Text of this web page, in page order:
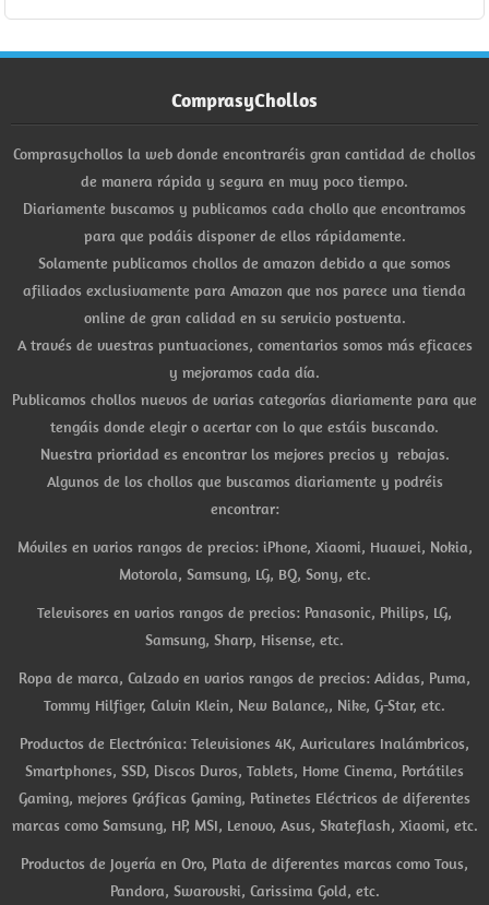
Listas
Multimedia
libros
ComprasyChollos
Comprasychollos la web donde encontraréis gran cantidad de chollos
de manera rápida y segura en muy poco tiempo.
Diariamente buscamos y publicamos cada chollo que encontramos
para que podáis disponer de ellos rápidamente.
Solamente publicamos chollos de amazon debido a que somos
afiliados exclusivamente para Amazon que nos parece una tienda
online de gran calidad en su servicio postventa.
A través de vuestras puntuaciones, comentarios somos más eficaces
y mejoramos cada día.
Publicamos chollos nuevos de varias categorías diariamente para que
tengáis donde elegir o acertar con lo que estáis buscando.
Nuestra prioridad es encontrar los mejores precios y rebajas.
Algunos de los chollos que buscamos diariamente y podréis
encontrar:
Móviles en varios rangos de precios: iPhone, Xiaomi, Huawei, Nokia,
Motorola, Samsung, LG, BQ, Sony, etc.
Televisores en varios rangos de precios: Panasonic, Philips, LG,
Samsung, Sharp, Hisense, etc.
Ropa de marca, Calzado en varios rangos de precios: Adidas, Puma,
Tommy Hilfiger, Calvin Klein, New Balance,, Nike, G-Star, etc.
Productos de Electrónica: Televisiones 4K, Auriculares Inalámbricos,
Smartphones, SSD, Discos Duros, Tablets, Home Cinema, Portátiles
Gaming, mejores Gráficas Gaming, Patinetes Eléctricos de diferentes
marcas como Samsung, HP, MSI, Lenovo, Asus, Skateflash, Xiaomi, etc.
Productos de Joyería en Oro, Plata de diferentes marcas como Tous,
Pandora, Swarovski, Carissima Gold, etc.